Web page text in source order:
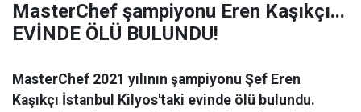
MasterChef şampiyonu Eren Kaşıkçı...
EVİNDE ÖLÜ BULUNDU!
MasterChef 2021 yılının şampiyonu Şef Eren
Kaşıkçı İstanbul Kilyos'taki evinde ölü bulundu.